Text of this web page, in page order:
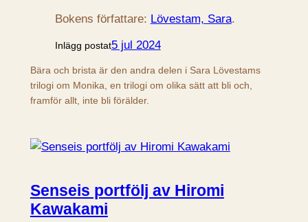
Bokens författare: Lövestam, Sara.
Inlägg postat5 jul 2024
Bära och brista är den andra delen i Sara Lövestams
trilogi om Monika, en trilogi om olika sätt att bli och,
framför allt, inte bli förälder.
Senseis portfölj av Hiromi
Kawakami